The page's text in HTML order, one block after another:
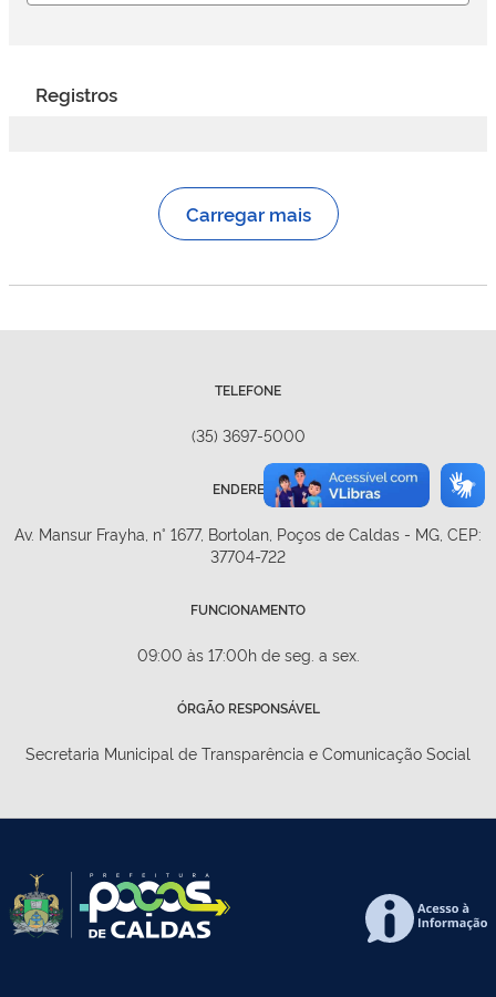
Registros
Carregar mais
TELEFONE
(35) 3697-5000
ENDEREÇO
Av. Mansur Frayha, n° 1677, Bortolan, Poços de Caldas - MG, CEP:
37704-722
FUNCIONAMENTO
09:00 às 17:00h de seg. a sex.
ÓRGÃO RESPONSÁVEL
Secretaria Municipal de Transparência e Comunicação Social